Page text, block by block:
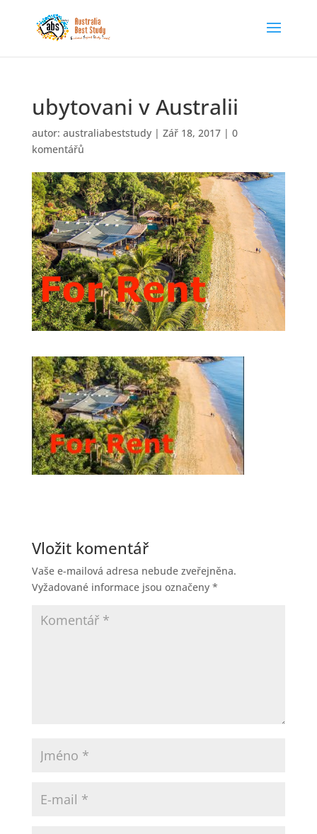
ubytovani v Australii
autor: australiabeststudy| Zář 18, 2017| 0
komentářů
Vložit komentář
Vaše e-mailová adresa nebude zveřejněna.
Vyžadované informace jsou označeny *